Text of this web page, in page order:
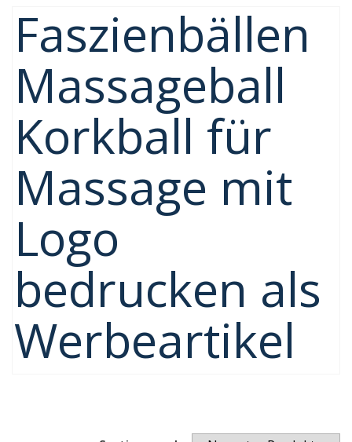
Faszienbällen
Massageball
Korkball für
Massage mit
Logo
bedrucken als
Werbeartikel